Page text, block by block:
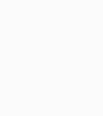
নতুন গান,